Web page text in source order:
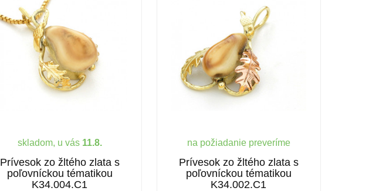
skladom, u vás 11.8.
Prívesok zo žltého zlata s
poľovníckou tématikou
K34.004.C1
na požiadanie preveríme
Prívesok zo žltého zlata s
poľovníckou tématikou
K34.002.C1